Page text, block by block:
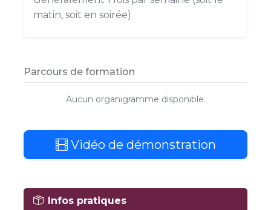
matin, soit en soirée)
Parcours de formation
Aucun organigramme disponible.
Vidéo de démonstration
Infos pratiques